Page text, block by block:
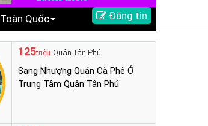
Toàn Quốc Đăng tin
125triệu Quận Tân Phú
Sang Nhượng Quán Cà Phê Ở
Trung Tâm Quận Tân Phú